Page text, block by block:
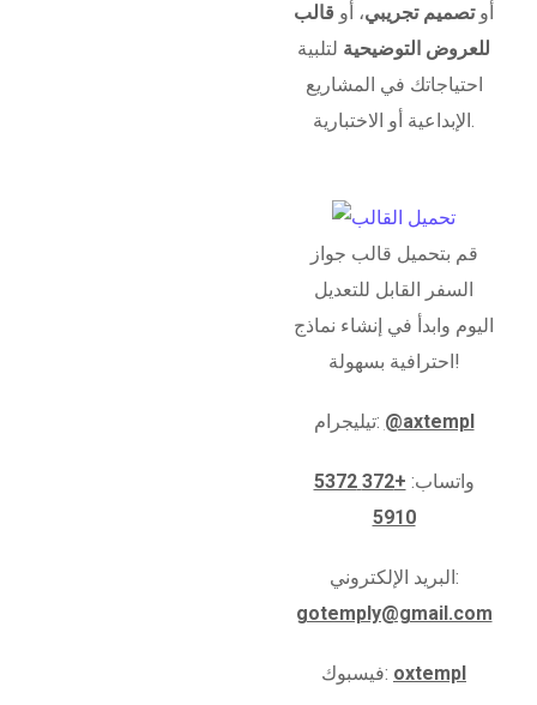
أوتصميم تجريبي، أو قالب
للعروض التوضيحية لتلبية
احتياجاتك في المشاريع
الإبداعية أو الاختبارية.
قم بتحميل قالب جواز
السفر القابل للتعديل
اليوم وابدأ في إنشاء نماذج
احترافية بسهولة!
تيليجرام: @axtempl
واتساب:
+372 5372
5910
البريد الإلكتروني:
gotemply@gmail.com
فيسبوك: oxtempl